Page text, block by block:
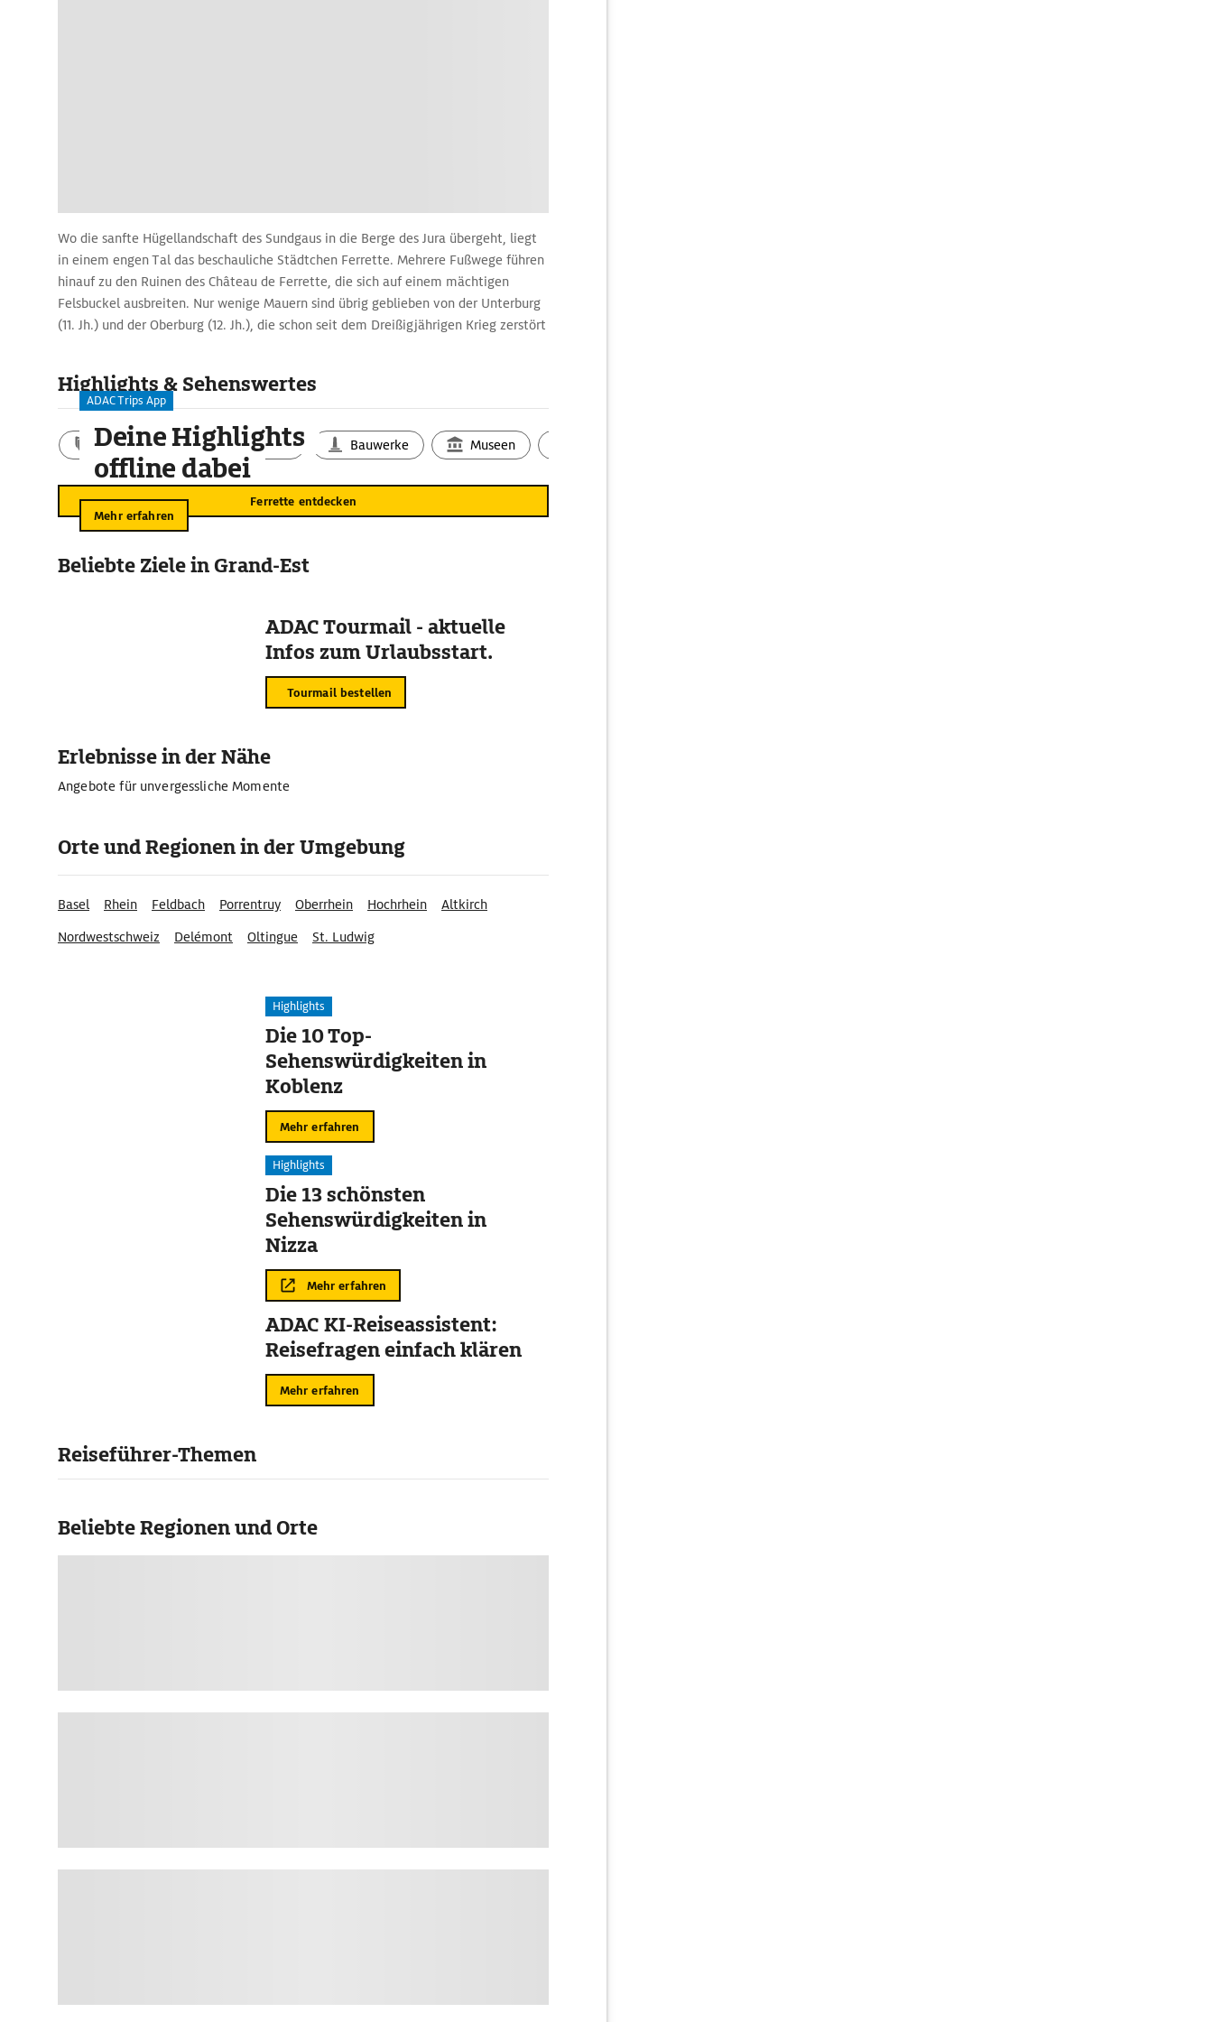
Wo die sanfte Hügellandschaft des Sundgaus in die Berge des Jura übergeht, liegt
in einem engen Tal das beschauliche Städtchen Ferrette. Mehrere Fußwege führen
hinauf zu den Ruinen des Château de Ferrette, die sich auf einem mächtigen
Felsbuckel ausbreiten. Nur wenige Mauern sind übrig geblieben von der Unterburg
(11. Jh.) und der Oberburg (12. Jh.), die schon seit dem Dreißigjährigen Krieg zerstört
Jura und Vogesen.
Highlights & Sehenswertes
Aktivitäten Landschaft Bauwerke Museen
Ferrette entdecken
ADAC Trips App
Deine Highlights
offline dabei
Mehr erfahren
Beliebte Ziele in Grand-Est
ADAC Tourmail - aktuelle
Infos zum Urlaubsstart.
Tourmail bestellen
Erlebnisse in der Nähe
Angebote für unvergessliche Momente
Orte und Regionen in der Umgebung
Basel Rhein Feldbach Porrentruy Oberrhein Hochrhein
Altkirch
Nordwestschweiz
Delémont Oltingue St. Ludwig
Highlights
Die 10 Top-
Sehenswürdigkeiten in
Koblenz
Mehr erfahren
Highlights
Die 13 schönsten
Sehenswürdigkeiten in
Nizza
Mehr erfahren
ADAC KI-Reiseassistent:
Reisefragen einfach klären
Mehr erfahren
Reiseführer-Themen
Beliebte Regionen und Orte